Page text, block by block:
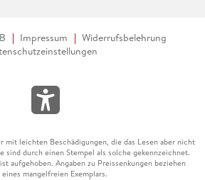
Impressum
Widerrufsbelehrung
mit leichten Beschädigungen, die das Lesen aber nicht
sind durch einen Stempel als solche gekennzeichnet.
aufgehoben. Angaben zu Preissenkungen beziehen
mangelfreien Exemplars.